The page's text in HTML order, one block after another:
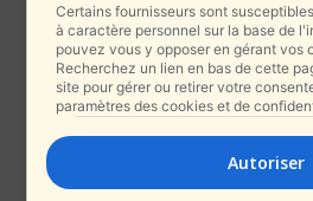
Certains fournisseurs sont
à caractère personnel sur la base de
pouvez vous y opposer en gérant vos
Recherchez un lien en bas de cette
site pour gérer ou retirer votre
paramètres des cookies et de
Autoriser